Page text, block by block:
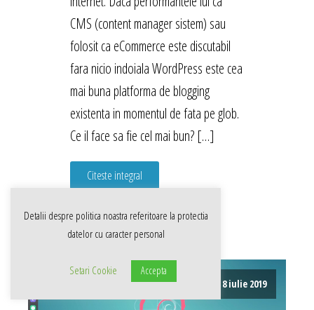
CMS (content manager sistem) sau
folosit ca eCommerce este discutabil
fara nicio indoiala WordPress este cea
mai buna platforma de blogging
existenta in momentul de fata pe glob.
Ce il face sa fie cel mai bun? […]
Citeste integral
8 iulie 2019
Detalii despre politica noastra referitoare la protectia
datelor cu caracter personal
Setari Cookie Accepta